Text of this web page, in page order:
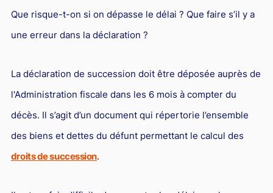
Que risque-t-on si on dépasse le délai ? Que faire s’il y a
une erreur dans la déclaration ?
La déclaration de succession doit être déposée auprès de
l'Administration fiscale dans les 6 mois à compter du
décès. Il s’agit d’un document qui répertorie l’ensemble
des biens et dettes du défunt permettant le calcul des
droits de succession.